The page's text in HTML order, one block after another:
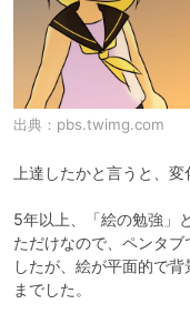
出典： pbs.twimg.com
上達したかと言うと、
5年以上、「絵の勉強」
ただけなので、ペンタ
したが、絵が平面的で